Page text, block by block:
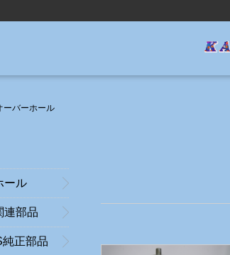
ーバーホール
ール
連部品
正部品